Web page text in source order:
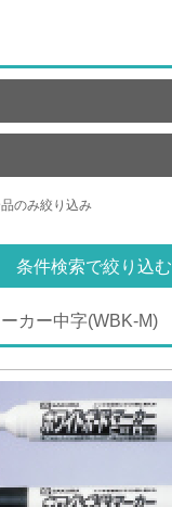
のみ絞り込み
条件検索で絞り込む
カー中字(WBK-M)